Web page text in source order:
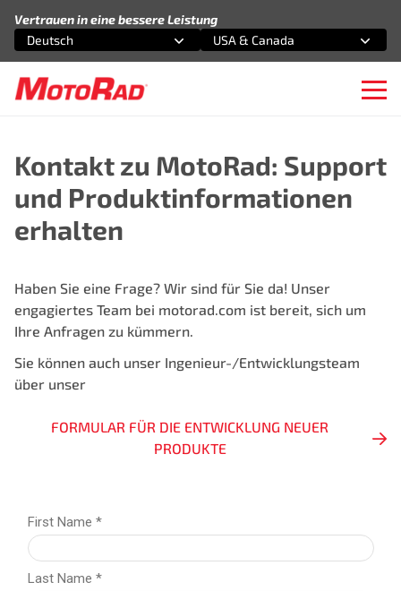
Vertrauen in eine bessere Leistung
Wählen Sie eine Option
Deutsch
Wählen Sie eine Option
USA & Canada
Kontakt zu MotoRad: Support
und Produktinformationen
erhalten
Haben Sie eine Frage? Wir sind für Sie da! Unser
engagiertes Team bei motorad.com ist bereit, sich um
Ihre Anfragen zu kümmern.
Sie können auch unser Ingenieur-/Entwicklungsteam
über unser
FORMULAR FÜR DIE ENTWICKLUNG NEUER
PRODUKTE